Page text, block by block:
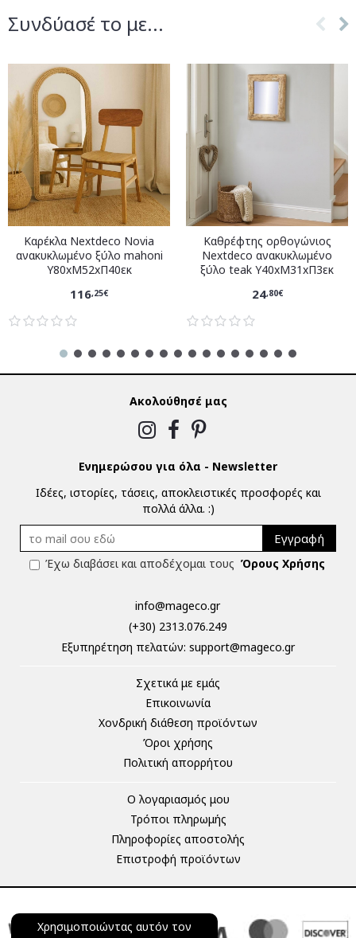
Συνδύασέ το με...
Καρέκλα Nextdeco Novia
ανακυκλωμένο ξύλο mahoni
Υ80xM52xΠ40εκ
116,25€
Καθρέφτης ορθογώνιος
Nextdeco ανακυκλωμένο
ξύλο teak Υ40xM31xΠ3εκ
24,80€
Χρησιμοποιώντας αυτόν τον
Ακολούθησέ μας
Ενημερώσου για όλα - Newsletter
Ιδέες, ιστορίες, τάσεις, αποκλειστικές προσφορές και
πολλά άλλα. :)
Εγγραφή
Έχω διαβάσει και αποδέχομαι τους Όρους Χρήσης
info@mageco.gr
(+30) 2313.076.249
Eξυπηρέτηση πελατών: support@mageco.gr
Σχετικά με εμάς
Επικοινωνία
Χονδρική διάθεση προϊόντων
Όροι χρήσης
Πολιτική απορρήτου
Ο λογαριασμός μου
Τρόποι πληρωμής
Πληροφορίες αποστολής
Επιστροφή προϊόντων